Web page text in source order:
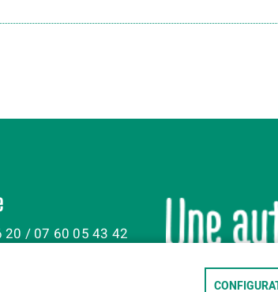
20 / 07 60 05 43 42